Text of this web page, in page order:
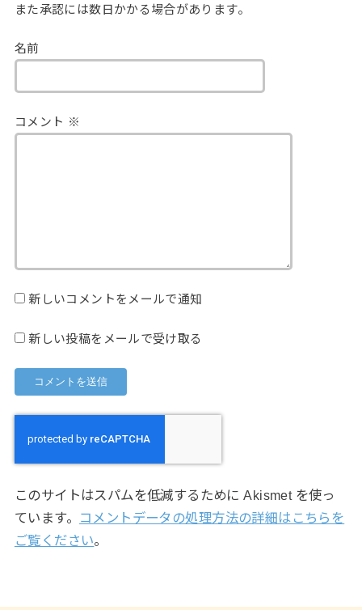
また承認には数日かかる場合があります。
名前
コメント ※
新しいコメントをメールで通知
新しい投稿をメールで受け取る
このサイトはスパムを低減するために Akismet を使っ
ています。
コメントデータの処理方法の詳細はこちらを
ご覧ください。